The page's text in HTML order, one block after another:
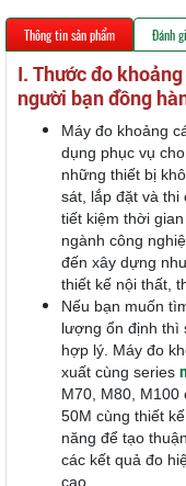
Thông tin sản phẩm Đánh
I. Thước đo
người bạn đồng
Máy đo khoảng
dụng phục vụ
những thiết bị
sát, lắp đặt và thi
tiết kiệm thời
ngành công
đến xây dựng
thiết kế nội thất,
Nếu bạn muốn
lượng ổn định thì
hợp lý. Máy đo
xuất cùng series
M70, M80, M100
50M cùng thiết
năng để tạo
các kết quả đo
cao.